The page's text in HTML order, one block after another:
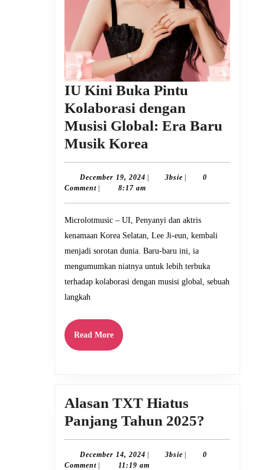
IU Kini Buka Pintu
Kolaborasi dengan
Musisi Global: Era Baru
Musik Korea
Kini
Buka
Kolaborasi
dengan
Musisi
Global:
Era
December 19, 2024 December
3bsie 3bsie0
Comment
8:17 am
Microlotmusic – UI, Penyanyi dan aktris
kenamaan Korea Selatan, Lee Ji-eun, kembali
menjadi sorotan dunia. Baru-baru ini, ia
mengumumkan niatnya untuk lebih terbuka
terhadap kolaborasi dengan musisi global, sebuah
langkah
Read MoreRead
More
Alasan TXT Hiatus
Panjang Tahun 2025?
TXT
Hiatus
December 14, 2024 December
14,
3bsie 3bsie0
Comment
11:19 am